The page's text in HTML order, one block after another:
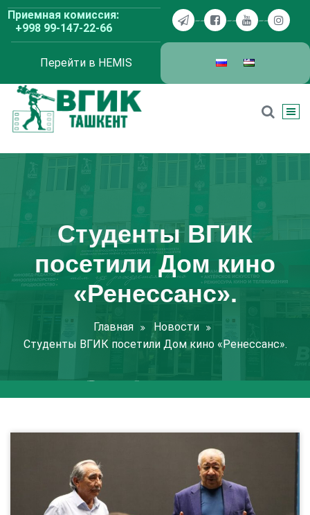
Перейти
содержимому
Приемная комиссия:
+998 99-147-22-66
Перейти в HEMIS
Студенты ВГИК
посетили Дом кино
«Ренессанс».
Главная
Новости
Студенты ВГИК посетили Дом кино «Ренессанс».